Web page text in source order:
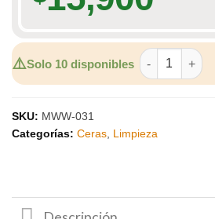
⚠️Solo 10 disponibles
CERA
SKU: MWW-031
Categorías: Ceras Limpieza